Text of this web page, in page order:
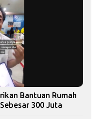
Bantuan Rumah
300 Juta